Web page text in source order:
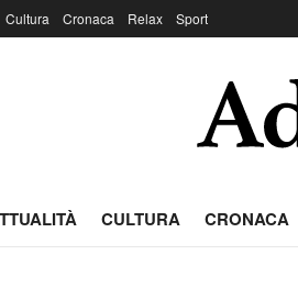
Cultura Cronaca Relax Sport
CULTURA CRONACA